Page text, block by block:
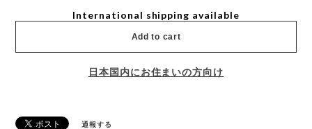
International shipping available
Add to cart
日本国内にお住まいの方向け
通報する